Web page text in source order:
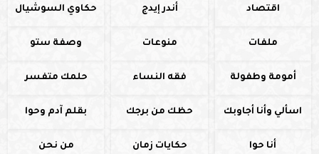
اقتصاد أندر إيدج حكاوي السوشيال
ملفات منوعات وصفة ستو
أمومة وطفولة فقه النساء حلمك متفسر
اسألي وأنا أجاوبك حظك من برجك بقلم آدم وحوا
أنا حوا حكايات زمان من نحن